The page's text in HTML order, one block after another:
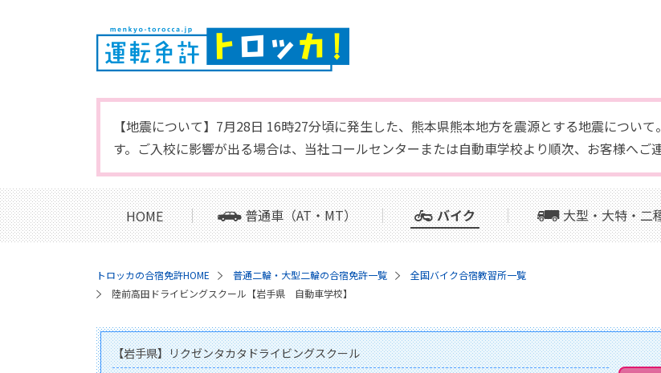
【地震について】7月28日 16時27分頃に発生した、熊本県熊本地方を震源とする地震につい
す。ご入校に影響が出る場合は、当社コールセンターまたは自動車学校より順次、お客様へご
HOME 普通車（AT・MT） バイク 大型・大特・二
トロッカの合宿免許HOME 普通二輪・大型二輪の合宿免許一覧
全国バイク合宿教習所一覧
陸前高田ドライビングスクール【岩手県 自動車学校】
【岩手県】リクゼンタカタドライビングスクール